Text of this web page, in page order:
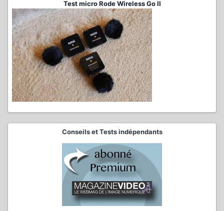
Test micro Rode Wireless Go II
Conseils et Tests indépendants